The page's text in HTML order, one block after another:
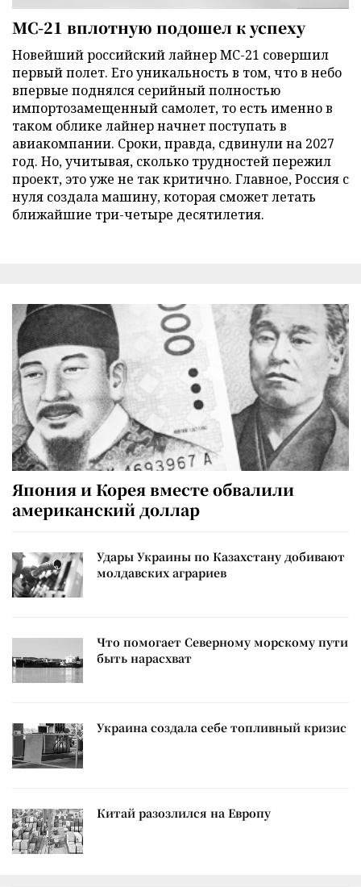
МС-21 вплотную подошел к успеху
Новейший российский лайнер МС-21 совершил
первый полет. Его уникальность в том, что в небо
впервые поднялся серийный полностью
импортозамещенный самолет, то есть именно в
таком облике лайнер начнет поступать в
авиакомпании. Сроки, правда, сдвинули на 2027
год. Но, учитывая, сколько трудностей пережил
проект, это уже не так критично. Главное, Россия с
нуля создала машину, которая сможет летать
ближайшие три-четыре десятилетия.
Япония и Корея вместе обвалили
американский доллар
Удары Украины по Казахстану добивают
молдавских аграриев
Что помогает Северному морскому пути
быть нарасхват
Украина создала себе топливный кризис
Китай разозлился на Европу